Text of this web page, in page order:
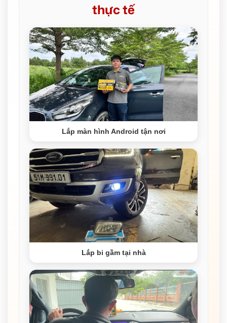
thực tế
Lắp màn hình Android tận nơi
Lắp bi gầm tại nhà